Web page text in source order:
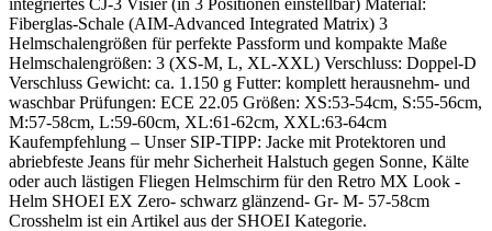
Fiberglas-Schale (AIM-Advanced Integrated Matrix) 3
Helmschalengrößen für perfekte Passform und kompakte Maße
Helmschalengrößen: 3 (XS-M, L, XL-XXL) Verschluss: Doppel-D
Verschluss Gewicht: ca. 1.150 g Futter: komplett herausnehm- und
waschbar Prüfungen: ECE 22.05 Größen: XS:53-54cm, S:55-56cm,
M:57-58cm, L:59-60cm, XL:61-62cm, XXL:63-64cm
Kaufempfehlung – Unser SIP-TIPP: Jacke mit Protektoren und
abriebfeste Jeans für mehr Sicherheit Halstuch gegen Sonne, Kälte
oder auch lästigen Fliegen Helmschirm für den Retro MX Look -
Helm SHOEI EX Zero- schwarz glänzend- Gr- M- 57-58cm
Crosshelm ist ein Artikel aus der SHOEI Kategorie.